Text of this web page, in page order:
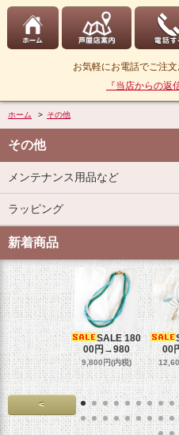
お気軽にお電話でご注文
『当店からの返
ホーム > その他
その他
メンテナンス用品など
ラッピング
新着商品
SALE 180
00円→980
9,800円(内税)
00
<